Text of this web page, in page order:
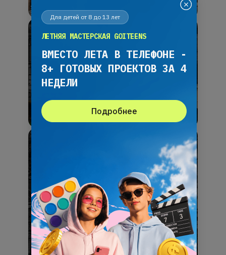
Для детей от 8 до 13 лет
ЛЕТНЯЯ МАСТЕРСКАЯ GOITEENS
ВМЕСТО ЛЕТА В ТЕЛЕФОНЕ -
8+ ГОТОВЫХ ПРОЕКТОВ ЗА 4
НЕДЕЛИ
Подробнее